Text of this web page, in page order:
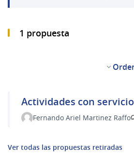
1 propuesta
Actividades con
Fernando Ariel Martinez Raffo
Ver todas las propuestas retiradas